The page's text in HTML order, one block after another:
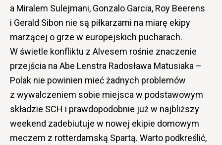
a Miralem Sulejmani, Gonzalo Garcia, Roy Beerens
i Gerald Sibon nie są piłkarzami na miarę ekipy
marzącej o grze w europejskich pucharach.
W świetle konfliktu z Alvesem rośnie znaczenie
przejścia na Abe Lenstra Radosława Matusiaka –
Polak nie powinien mieć żadnych problemów
z wywalczeniem sobie miejsca w podstawowym
składzie SCH i prawdopodobnie już w najbliższy
weekend zadebiutuje w nowej ekipie domowym
meczem z rotterdamską Spartą. Warto podkreślić,